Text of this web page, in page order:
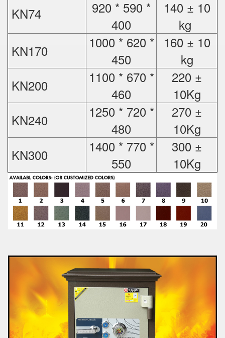
KN74
920 * 590 *
400
140 ± 10
kg
KN170
1000 * 620 *
450
160 ± 10
kg
KN200
1100 * 670 *
460
220 ±
10Kg
KN240
1250 * 720 *
480
270 ±
10Kg
KN300
1400 * 770 *
550
300 ±
10Kg